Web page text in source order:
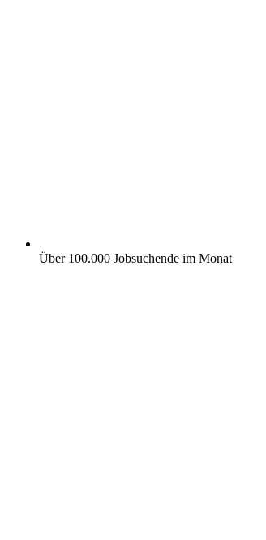
Über 100.000 Jobsuchende im Monat